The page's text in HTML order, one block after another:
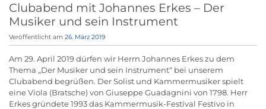
Clubabend mit Johannes Erkes – Der
Musiker und sein Instrument
Veröffentlicht am 26. März 2019
Am 29. April 2019 dürfen wir Herrn Johannes Erkes zu dem
Thema „Der Musiker und sein Instrument“ bei unserem
Clubabend begrüßen. Der Solist und Kammermusiker spielt
eine Viola (Bratsche) von Giuseppe Guadagnini von 1798. Herr
Erkes gründete 1993 das Kammermusik-Festival Festivo in